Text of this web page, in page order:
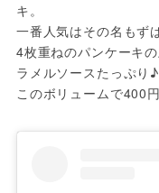
キ。
一番人気はその名もず
4枚重ねのパンケーキ
ラメルソースたっぷり♪
このボリュームで400